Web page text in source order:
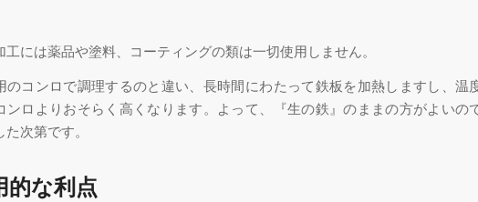
工には薬品や塗料、コーティングの類は一切使用しません。
のコンロで調理するのと違い、長時間にわたって鉄板を加熱しますし、温
ンロよりおそらく高くなります。よって、『生の鉄』のままの方がよいの
た次第です。
的な利点